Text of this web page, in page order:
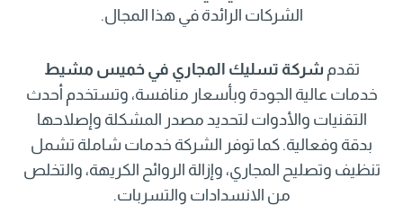
الشركات الرائدة في هذا المجال.
تقدم شركة تسليك المجاري في خميس مشيط
خدمات عالية الجودة وبأسعار منافسة، وتستخدم أحدث
التقنيات والأدوات لتحديد مصدر المشكلة وإصلاحها
بدقة وفعالية. كما توفر الشركة خدمات شاملة تشمل
تنظيف وتصليح المجاري، وإزالة الروائح الكريهة، والتخلص
من الانسدادات والتسربات.